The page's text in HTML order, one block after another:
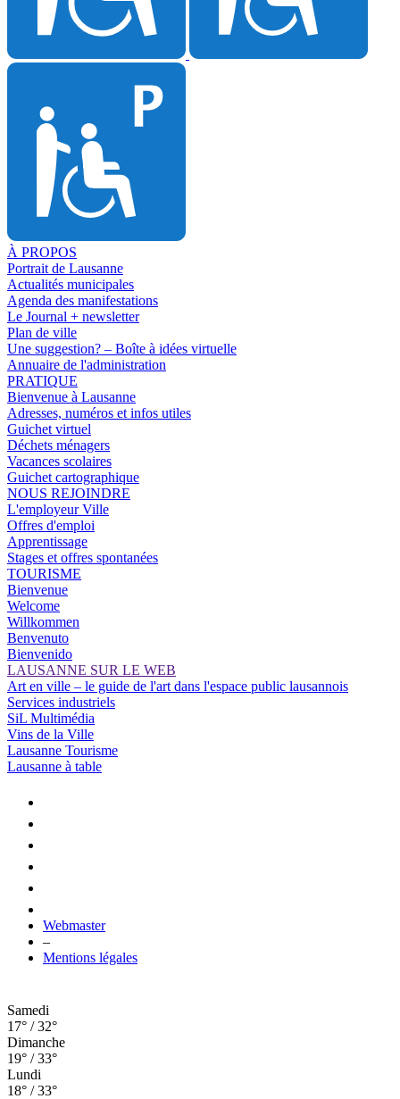
À PROPOS
Portrait de Lausanne
Actualités municipales
Agenda des manifestations
Le Journal + newsletter
Plan de ville
Une suggestion? – Boîte à idées virtuelle
Annuaire de l'administration
PRATIQUE
Bienvenue à Lausanne
Adresses, numéros et infos utiles
Guichet virtuel
Déchets ménagers
Vacances scolaires
Guichet cartographique
NOUS REJOINDRE
L'employeur Ville
Offres d'emploi
Apprentissage
Stages et offres spontanées
TOURISME
Bienvenue
Welcome
Willkommen
Benvenuto
Bienvenido
LAUSANNE SUR LE WEB
Art en ville – le guide de l'art dans l'espace public lausannois
Services industriels
SiL Multimédia
Vins de la Ville
Lausanne Tourisme
Lausanne à table
Webmaster
–
Mentions légales
Samedi
17° / 32°
Dimanche
19° / 33°
Lundi
18° / 33°